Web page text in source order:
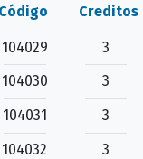
Código Creditos
104029
3
104030
3
104031
3
104032
3